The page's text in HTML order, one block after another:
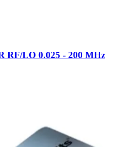
RF/LO 0.025 - 200 MHz